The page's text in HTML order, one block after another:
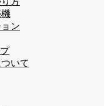
ン
いて